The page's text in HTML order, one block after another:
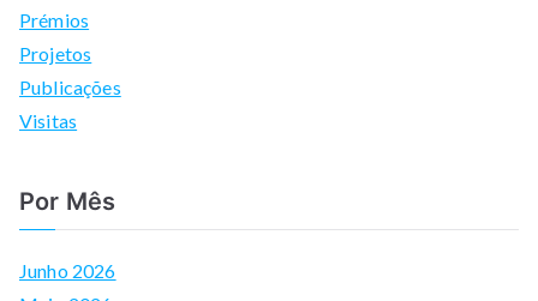
Prémios
Projetos
Publicações
Visitas
Por Mês
Junho 2026